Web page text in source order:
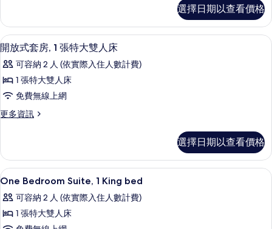
NONSMOKING
的
所
有
相
片
BED
BEDROOM
SUITE
NONSMOKING
的
情
選擇日期以查看價格
顯
示
開
放
套
1
張
特
大
雙
客房內保險箱、遮光布/窗簾、隔音、
11
開放式套房, 1 張特大雙人床
可容納 2 人 (依實際入住人數計費)
1 張特大雙人床
免費無線上網
更多資訊
更
式
套
房,
張
特
選擇日期以查看價格
顯
示
One
Bedroom
12
One Bedroom Suite, 1 King bed
可容納 2 人 (依實際入住人數計費)
1 張特大雙人床